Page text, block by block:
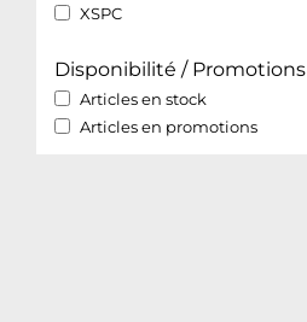
XSPC
Disponibilité / Promotions
Articles en stock
Articles en promotions